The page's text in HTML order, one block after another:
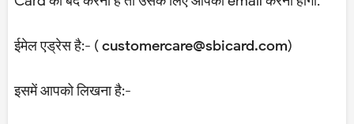
ईमेल एड्रेस है:- (customercare@sbicard.com)
इसमें आपको लिखना है:-